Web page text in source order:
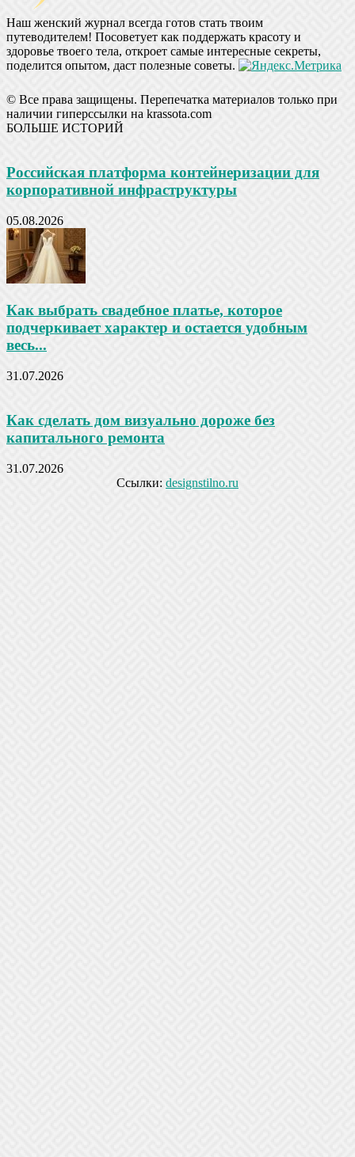
Наш женский журнал всегда готов стать твоим
путеводителем! Посоветует как поддержать красоту и
здоровье твоего тела, откроет самые интересные секреты,
поделится опытом, даст полезные советы.
© Все права защищены. Перепечатка материалов только при
наличии гиперссылки на krassota.com
БОЛЬШЕ ИСТОРИЙ
Российская платформа контейнеризации для
корпоративной инфраструктуры
05.08.2026
Как выбрать свадебное платье, которое
подчеркивает характер и остается удобным
весь...
31.07.2026
Как сделать дом визуально дороже без
капитального ремонта
31.07.2026
Ссылки: designstilno.ru